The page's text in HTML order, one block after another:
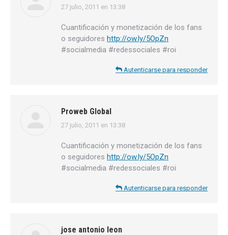
dice:
27 julio, 2011 en 13:38
Cuantificación y monetización de los fans
o seguidores http://ow.ly/5OpZn
#socialmedia #redessociales #roi
Autenticarse para responder
Proweb Global
dice:
27 julio, 2011 en 13:38
Cuantificación y monetización de los fans
o seguidores http://ow.ly/5OpZn
#socialmedia #redessociales #roi
Autenticarse para responder
jose antonio leon